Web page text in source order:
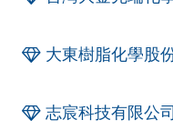
大東樹脂化學股
志宸科技有限公司